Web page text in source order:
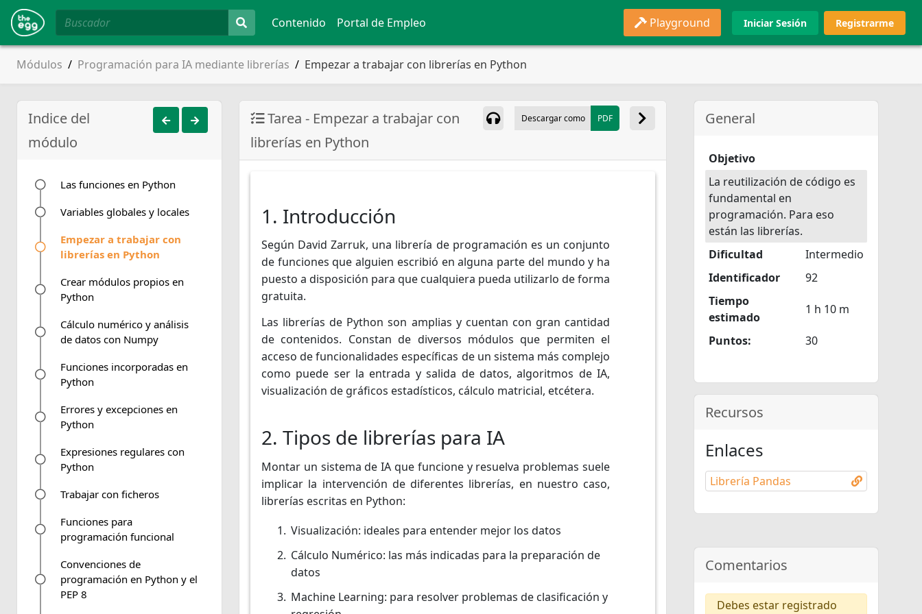
Contenido Portal de Empleo Playground Iniciar Sesión Registrarme
Módulos Programación para IA mediante librerías Empezar a trabajar con librerías en Python
Indice del
módulo
Las funciones en Python
Variables globales y locales
Empezar a trabajar con
librerías en Python
Crear módulos propios en
Python
Cálculo numérico y análisis
de datos con Numpy
Funciones incorporadas en
Python
Errores y excepciones en
Python
Expresiones regulares con
Python
Trabajar con ficheros
Funciones para
programación funcional
Convenciones de
programación en Python y el
PEP 8
Tarea - Empezar a trabajar con
librerías en Python
Descargar como PDF
1. Introducción
Según David Zarruk, una librería de programación es un conjunto
de funciones que alguien escribió en alguna parte del mundo y ha
puesto a disposición para que cualquiera pueda utilizarlo de forma
gratuita.
Las librerías de Python son amplias y cuentan con gran cantidad
de contenidos. Constan de diversos módulos que permiten el
acceso de funcionalidades específicas de un sistema más complejo
como puede ser la entrada y salida de datos, algoritmos de IA,
visualización de gráficos estadísticos, cálculo matricial, etcétera.
2. Tipos de librerías para IA
Montar un sistema de IA que funcione y resuelva problemas suele
implicar la intervención de diferentes librerías, en nuestro caso,
librerías escritas en Python:
Visualización: ideales para entender mejor los datos
Cálculo Numérico: las más indicadas para la preparación de
datos
Machine Learning: para resolver problemas de clasificación y
General
Objetivo
La reutilización de código es
fundamental en
programación. Para eso
están las librerías.
Dificultad
Intermedio
Identificador
92
Tiempo
estimado
1 h 10 m
Puntos: 30
Recursos
Enlaces
Librería Pandas
Comentarios
Debes estar registrado